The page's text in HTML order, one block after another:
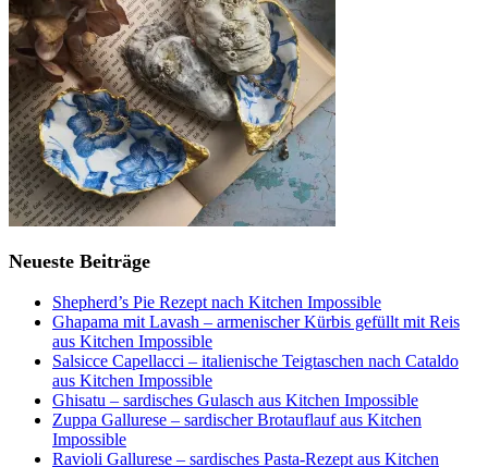
Neueste Beiträge
Shepherd’s Pie Rezept nach Kitchen Impossible
Ghapama mit Lavash – armenischer Kürbis gefüllt mit Reis
aus Kitchen Impossible
Salsicce Capellacci – italienische Teigtaschen nach Cataldo
aus Kitchen Impossible
Ghisatu – sardisches Gulasch aus Kitchen Impossible
Zuppa Gallurese – sardischer Brotauflauf aus Kitchen
Impossible
Ravioli Gallurese – sardisches Pasta-Rezept aus Kitchen